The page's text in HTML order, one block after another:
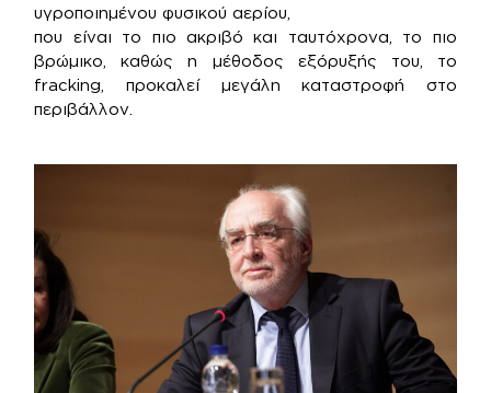
υγροποιημένου φυσικού αερίου,
που είναι το πιο ακριβό και ταυτόχρονα, το πιο
βρώμικο, καθώς η μέθοδος εξόρυξής του, το
fracking, προκαλεί μεγάλη καταστροφή στο
περιβάλλον.